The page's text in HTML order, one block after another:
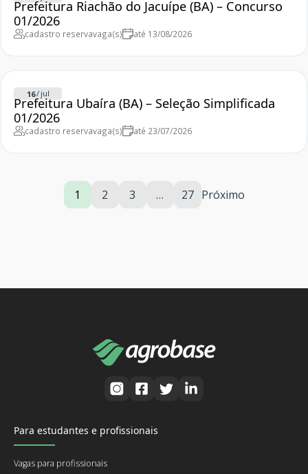
Prefeitura Riachão do Jacuípe (BA) – Concurso
01/2026
cadastro reservavaga(s) até 13/08/2026
16/ jul
Prefeitura Ubaíra (BA) – Seleção Simplificada
01/2026
cadastro reservavaga(s) até 23/07/2026
1 2 3 … 27 Próximo
Para estudantes e profissionais
Vagas para profissionais